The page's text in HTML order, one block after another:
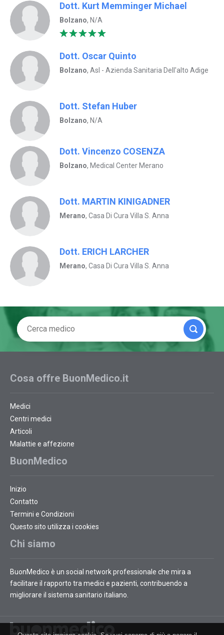
Dott. Kurt Memminger Michael
Bolzano, N/A
Dott. Oscar Quinto
Bolzano, Asl - Azienda Sanitaria Dell'alto Adige
Dott. Stefan Huber
Bolzano, N/A
Dott. Vincenzo COSENZA
Bolzano, Medical Center Merano
Dott. MARTIN KINIGADNER
Merano, Casa Di Cura Villa S. Anna
Dott. ERICH LARCHER
Merano, Casa Di Cura Villa S. Anna
Cosa offre BuonMedico.it
Medici
Centri medici
Articoli
Malattie e affezione
BuonMedico
Inizio
Contatto
Termini e Condizioni
Questo sito utilizza i cookies
Chi siamo
BuonMedico è un social network professionale che mira a
facilitare il rapporto tra medici e pazienti, contribuendo a
migliorare il sistema sanitario italiano.